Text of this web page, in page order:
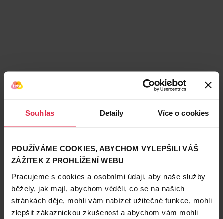
Souhlas Detaily Více o cookies
POUŽÍVÁME COOKIES, ABYCHOM VYLEPŠILI VÁŠ
ZÁŽITEK Z PROHLÍŽENÍ WEBU
Pracujeme s cookies a osobními údaji, aby naše služby
běžely, jak mají, abychom věděli, co se na našich
stránkách děje, mohli vám nabízet užitečné funkce, mohli
zlepšit zákaznickou zkušenost a abychom vám mohli
Podobné produkty